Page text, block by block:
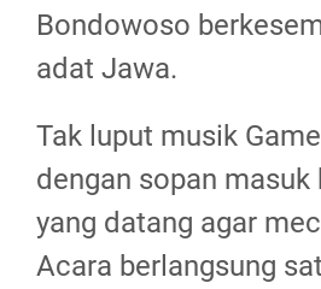
Bondowoso
adat Jawa.
Tak luput musik
dengan sopan
yang datang agar
Acara berlangsung